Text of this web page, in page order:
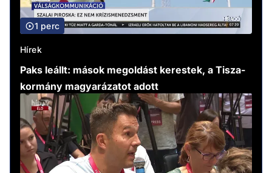
1 perc
Hírek
Paks leállt: mások megoldást kerestek, a Tisza-
kormány magyarázatot adott